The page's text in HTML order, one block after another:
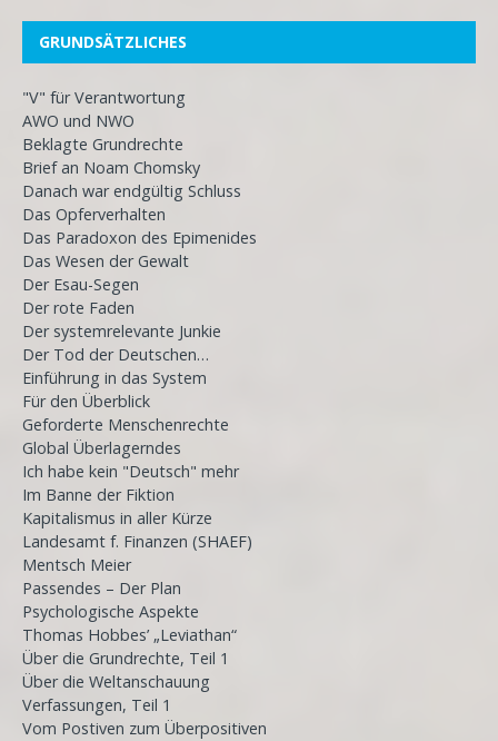
GRUNDSÄTZLICHES
"V" für Verantwortung
AWO und NWO
Beklagte Grundrechte
Brief an Noam Chomsky
Danach war endgültig Schluss
Das Opferverhalten
Das Paradoxon des Epimenides
Das Wesen der Gewalt
Der Esau-Segen
Der rote Faden
Der systemrelevante Junkie
Der Tod der Deutschen…
Einführung in das System
Für den Überblick
Geforderte Menschenrechte
Global Überlagerndes
Ich habe kein "Deutsch" mehr
Im Banne der Fiktion
Kapitalismus in aller Kürze
Landesamt f. Finanzen (SHAEF)
Mentsch Meier
Passendes – Der Plan
Psychologische Aspekte
Thomas Hobbes’ „Leviathan“
Über die Grundrechte, Teil 1
Über die Weltanschauung
Verfassungen, Teil 1
Vom Postiven zum Überpositiven